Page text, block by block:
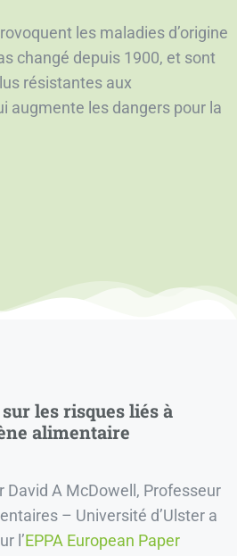
les maladies d’origine
changé depuis 1900, et sont
résistantes aux
augmente les dangers pour la
les risques liés à
alimentaire
David A McDowell, Professeur
– Université d’Ulster a
l’EPPA European Paper